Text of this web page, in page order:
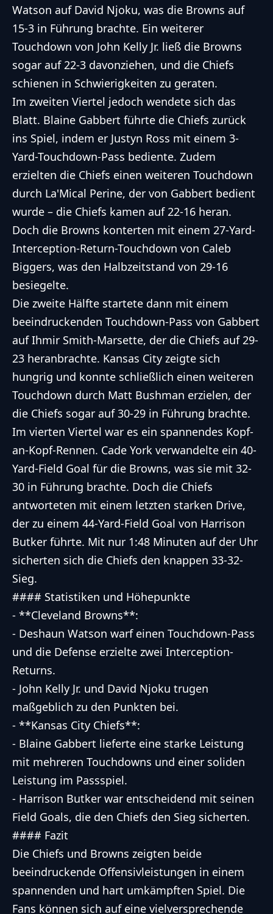
Watson auf David Njoku, was die Browns auf
15-3 in Führung brachte. Ein weiterer
Touchdown von John Kelly Jr. ließ die Browns
sogar auf 22-3 davonziehen, und die Chiefs
schienen in Schwierigkeiten zu geraten.
Im zweiten Viertel jedoch wendete sich das
Blatt. Blaine Gabbert führte die Chiefs zurück
ins Spiel, indem er Justyn Ross mit einem 3-
Yard-Touchdown-Pass bediente. Zudem
erzielten die Chiefs einen weiteren Touchdown
durch La'Mical Perine, der von Gabbert bedient
wurde – die Chiefs kamen auf 22-16 heran.
Doch die Browns konterten mit einem 27-Yard-
Interception-Return-Touchdown von Caleb
Biggers, was den Halbzeitstand von 29-16
besiegelte.
Die zweite Hälfte startete dann mit einem
beeindruckenden Touchdown-Pass von Gabbert
auf Ihmir Smith-Marsette, der die Chiefs auf 29-
23 heranbrachte. Kansas City zeigte sich
hungrig und konnte schließlich einen weiteren
Touchdown durch Matt Bushman erzielen, der
die Chiefs sogar auf 30-29 in Führung brachte.
Im vierten Viertel war es ein spannendes Kopf-
an-Kopf-Rennen. Cade York verwandelte ein 40-
Yard-Field Goal für die Browns, was sie mit 32-
30 in Führung brachte. Doch die Chiefs
antworteten mit einem letzten starken Drive,
der zu einem 44-Yard-Field Goal von Harrison
Butker führte. Mit nur 1:48 Minuten auf der Uhr
sicherten sich die Chiefs den knappen 33-32-
Sieg.
#### Statistiken und Höhepunkte
- **Cleveland Browns**:
- Deshaun Watson warf einen Touchdown-Pass
und die Defense erzielte zwei Interception-
Returns.
- John Kelly Jr. und David Njoku trugen
maßgeblich zu den Punkten bei.
- **Kansas City Chiefs**:
- Blaine Gabbert lieferte eine starke Leistung
mit mehreren Touchdowns und einer soliden
Leistung im Passspiel.
- Harrison Butker war entscheidend mit seinen
Field Goals, die den Chiefs den Sieg sicherten.
#### Fazit
Die Chiefs und Browns zeigten beide
beeindruckende Offensivleistungen in einem
spannenden und hart umkämpften Spiel. Die
Fans können sich auf eine vielversprechende